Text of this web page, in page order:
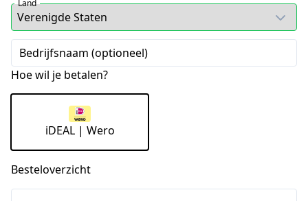
Land
Bedrijfsnaam (optioneel)
Hoe wil je betalen?
iDEAL | Wero
Besteloverzicht